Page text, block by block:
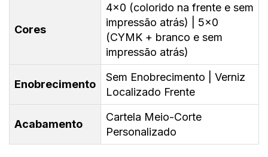
Cores
4x0 (colorido na frente e sem
impressão atrás) | 5x0
(CYMK + branco e sem
impressão atrás)
Enobrecimento
Sem Enobrecimento | Verniz
Localizado Frente
Acabamento
Cartela Meio-Corte
Personalizado